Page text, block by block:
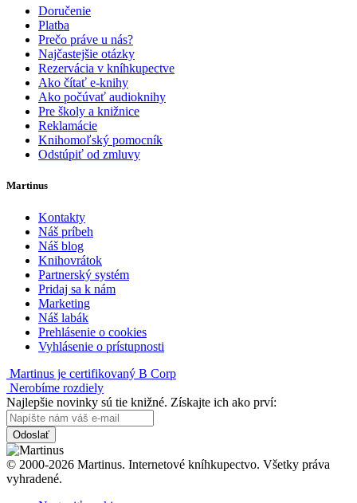
Doručenie
Platba
Prečo práve u nás?
Najčastejšie otázky
Rezervácia v kníhkupectve
Ako čítať e-knihy
Ako počúvať audioknihy
Pre školy a knižnice
Reklamácie
Knihomoľský pomocník
Odstúpiť od zmluvy
Martinus
Kontakty
Náš príbeh
Náš blog
Knihovrátok
Partnerský systém
Pridaj sa k nám
Marketing
Náš labák
Prehlásenie o cookies
Vyhlásenie o prístupnosti
Martinus je certifikovaný B Corp
Nerobíme rozdiely
Najlepšie novinky sú tie knižné. Získajte ich ako prví:
Odoslať
© 2000-2026 Martinus. Internetové kníhkupectvo. Všetky práva
vyhradené.